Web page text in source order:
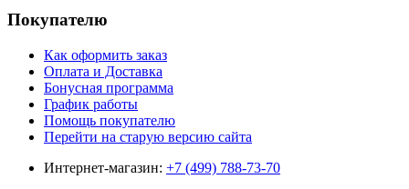
Покупателю
Как оформить заказ
Оплата и Доставка
Бонусная программа
График работы
Помощь покупателю
Перейти на старую версию сайта
Интернет-магазин: +7 (499) 788-73-70